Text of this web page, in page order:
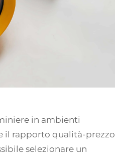
in ambienti
il rapporto qualità-prezzo
selezionare un